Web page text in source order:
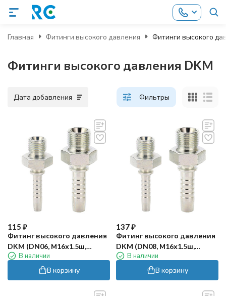
Главная Фитинги высокого давления Фитинги высокого
Фитинги высокого давления DKM
Дата добавления Фильтры
115 ₽
Фитинг высокого давления
DKM (DN06, М16х1.5ш,
оцинк) Robin
В наличии
В корзину
137₽
Фитинг высокого давления
DKM (DN08, М16х1.5ш,
оцинк) Robin
В наличии
В корзину